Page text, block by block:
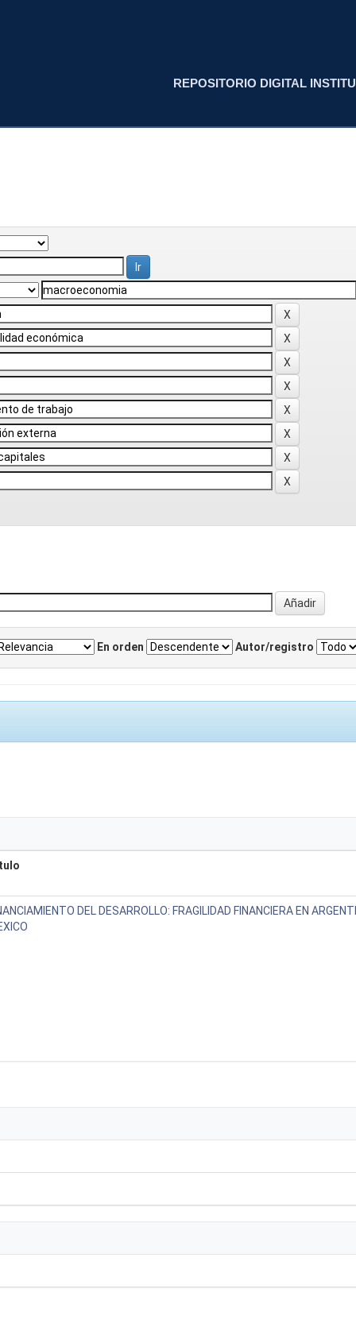
REPOSITORIO DIGITAL
En orden Autor/registro
DEL DESARROLLO: FRAGILIDAD FINANCIERA EN